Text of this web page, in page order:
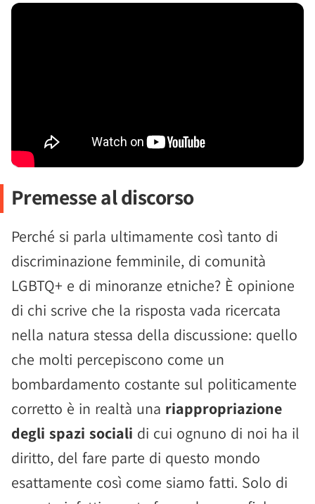
Premesse al discorso
Perché si parla ultimamente così tanto di
discriminazione femminile, di comunità
LGBTQ+ e di minoranze etniche? È opinione
di chi scrive che la risposta vada ricercata
nella natura stessa della discussione: quello
che molti percepiscono come un
bombardamento costante sul politicamente
corretto è in realtà una riappropriazione
degli spazi sociali di cui ognuno di noi ha il
diritto, del fare parte di questo mondo
esattamente così come siamo fatti. Solo di